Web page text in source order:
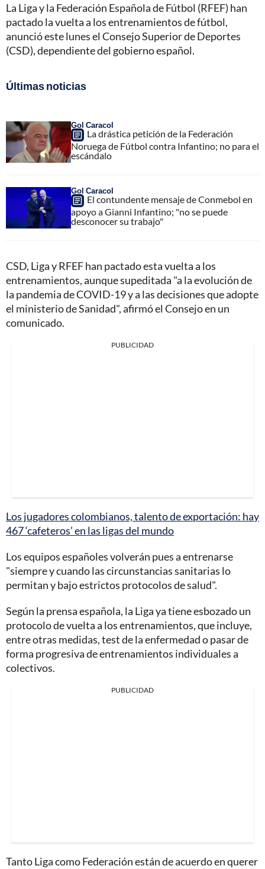
La Liga y la Federación Española de Fútbol (RFEF) han
pactado la vuelta a los entrenamientos de fútbol,
anunció este lunes el Consejo Superior de Deportes
(CSD), dependiente del gobierno español.
Últimas noticias
Gol Caracol
La drástica petición de la Federación
Noruega de Fútbol contra Infantino; no para el
escándalo
Gol Caracol
El contundente mensaje de Conmebol en
apoyo a Gianni Infantino; "no se puede
desconocer su trabajo"
CSD, Liga y RFEF han pactado esta vuelta a los
entrenamientos, aunque supeditada "a la evolución de
la pandemia de COVID-19 y a las decisiones que adopte
el ministerio de Sanidad", afirmó el Consejo en un
comunicado.
PUBLICIDAD
Los jugadores colombianos, talento de exportación: hay
467 ‘cafeteros’ en las ligas del mundo
Los equipos españoles volverán pues a entrenarse
"siempre y cuando las circunstancias sanitarias lo
permitan y bajo estrictos protocolos de salud".
Según la prensa española, la Liga ya tiene esbozado un
protocolo de vuelta a los entrenamientos, que incluye,
entre otras medidas, test de la enfermedad o pasar de
forma progresiva de entrenamientos individuales a
colectivos.
PUBLICIDAD
Tanto Liga como Federación están de acuerdo en querer